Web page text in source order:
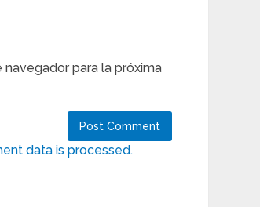
para la próxima
data is processed.